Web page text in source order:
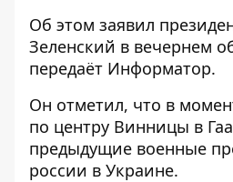
Об этом заявил
Зеленский в вечернем
передаёт Информатор.
Он отметил, что в
по центру Винницы в
предыдущие военные
россии в Украине.